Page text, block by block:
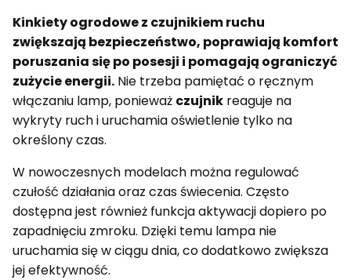
Kinkiety ogrodowe z czujnikiem ruchu
zwiększają bezpieczeństwo, poprawiają komfort
poruszania się po posesji i pomagają ograniczyć
zużycie energii. Nie trzeba pamiętać o ręcznym
włączaniu lamp, ponieważ czujnik reaguje na
wykryty ruch i uruchamia oświetlenie tylko na
określony czas.
W nowoczesnych modelach można regulować
czułość działania oraz czas świecenia. Często
dostępna jest również funkcja aktywacji dopiero po
zapadnięciu zmroku. Dzięki temu lampa nie
uruchamia się w ciągu dnia, co dodatkowo zwiększa
jej efektywność.